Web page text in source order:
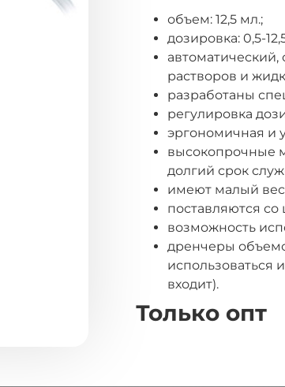
объем: 12,5 мл.;
дозировка: 0,5-
растворов и
разработаны
регулировка
эргономичная и
высокопрочные
долгий срок
имеют малый
поставляются
возможность
дренчеры
использоваться
входит).
Только опт